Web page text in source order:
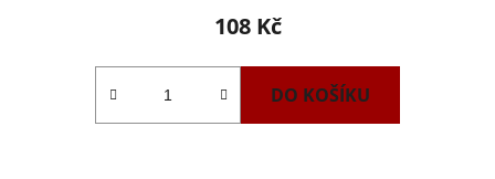
108 Kč
DO KOŠÍKU